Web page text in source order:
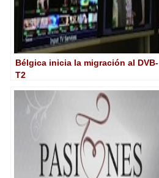
Bélgica inicia la migración al DVB-
T2